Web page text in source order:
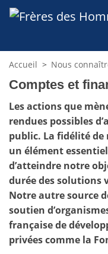
Accueil > Nous
Comptes et
Les actions que
rendues possibles
public. La fidélité
un élément
d’atteindre notre
durée des solutions
Notre autre source
soutien
française de
privées comme la